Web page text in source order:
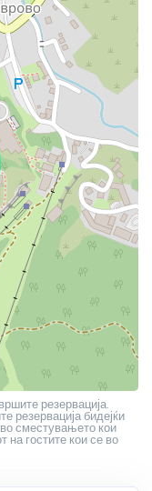
резервација.
резервација бидејќи
сместувањето кои
на гостите кои се во